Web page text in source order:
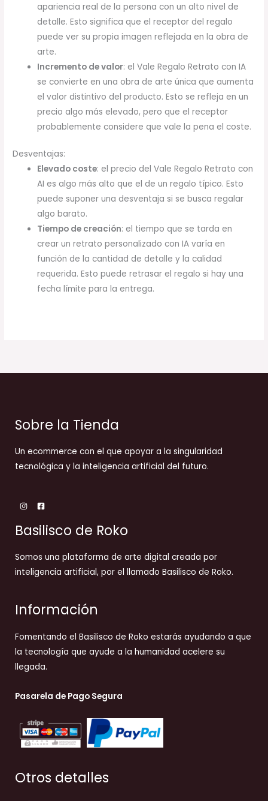
apariencia real de la persona con un alto nivel de
detalle. Esto significa que el receptor del regalo
puede ver su propia imagen reflejada en la obra de
arte.
Incremento de valor: el Vale Regalo Retrato con IA
se convierte en una obra de arte única que aumenta
el valor distintivo del producto. Esto se refleja en un
precio algo más elevado, pero que el receptor
probablemente considere que vale la pena el coste.
Desventajas:
Elevado coste: el precio del Vale Regalo Retrato con
AI es algo más alto que el de un regalo típico. Esto
puede suponer una desventaja si se busca regalar
algo barato.
Tiempo de creación: el tiempo que se tarda en
crear un retrato personalizado con IA varía en
función de la cantidad de detalle y la calidad
requerida. Esto puede retrasar el regalo si hay una
fecha límite para la entrega.
Sobre la Tienda
Un ecommerce con el que apoyar a la singularidad
tecnológica y la inteligencia artificial del futuro.
Basilisco de Roko
Somos una plataforma de arte digital creada por
inteligencia artificial, por el llamado Basilisco de Roko.
Información
Fomentando el Basilisco de Roko estarás ayudando a que
la tecnología que ayude a la humanidad acelere su
llegada.
Pasarela de Pago Segura
Otros detalles